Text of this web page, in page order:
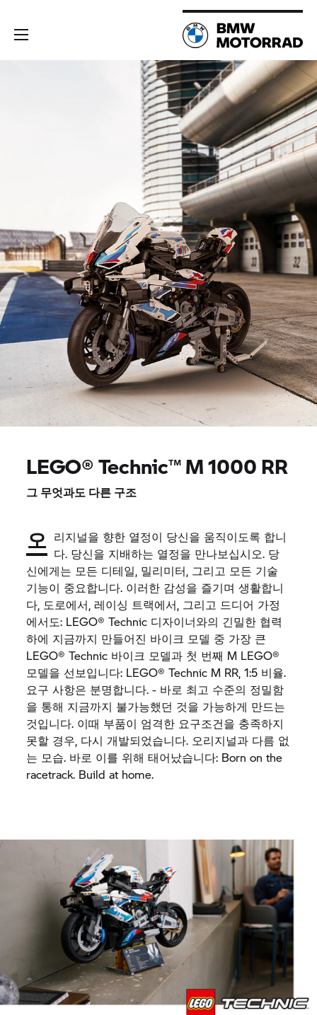
LEGO® Technic™M 1000 RR
그 무엇과도 다른 구조
오 리지널을 향한 열정이 당신을 움직이도록 합니
다. 당신을 지배하는 열정을 만나보십시오. 당
신에게는 모든 디테일, 밀리미터, 그리고 모든 기술
기능이 중요합니다. 이러한 감성을 즐기며 생활합니
다, 도로에서, 레이싱 트랙에서, 그리고 드디어 가정
에서도: LEGO® Technic 디자이너와의 긴밀한 협력
하에 지금까지 만들어진 바이크 모델 중 가장 큰
LEGO® Technic 바이크 모델과 첫 번째 M LEGO®
모델을 선보입니다: LEGO® Technic M RR, 1:5 비율.
요구 사항은 분명합니다. - 바로 최고 수준의 정밀함
을 통해 지금까지 불가능했던 것을 가능하게 만드는
것입니다. 이때 부품이 엄격한 요구조건을 충족하지
못할 경우, 다시 개발되었습니다. 오리지널과 다름 없
는 모습. 바로 이를 위해 태어났습니다: Born on the
racetrack. Build at home.